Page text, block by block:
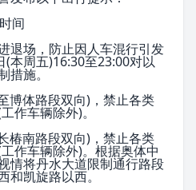
间
退场，防止因人车混行引发
本周五)16:30至23:00对以
施。
博体路段双向)，禁止各类
作车辆除外)。
椿南路段双向)，禁止各类
作车辆除外)。根据奥体中
情将丹水大道限制通行路段
和凯旋路以西。